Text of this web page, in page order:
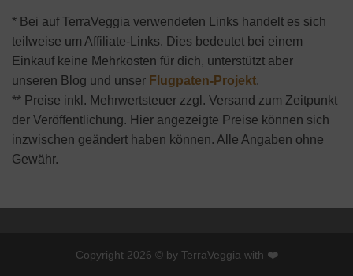
* Bei auf TerraVeggia verwendeten Links handelt es sich
teilweise um Affiliate-Links. Dies bedeutet bei einem
Einkauf keine Mehrkosten für dich, unterstützt aber
unseren Blog und unser Flugpaten-Projekt.
** Preise inkl. Mehrwertsteuer zzgl. Versand zum Zeitpunkt
der Veröffentlichung. Hier angezeigte Preise können sich
inzwischen geändert haben können. Alle Angaben ohne
Gewähr.
Copyright 2026 © by TerraVeggia with ❤️